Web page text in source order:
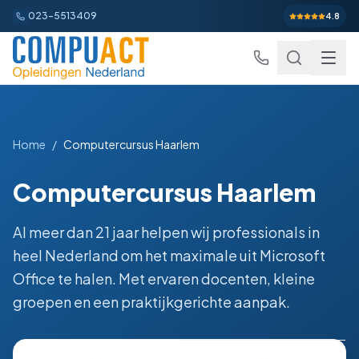
023-5513409 4.8
Excel Basis Beginner
Excel Gevorderd Gevorderd
Excel: Draaitabellen en Grafieken
Excel: Analyse en Rapportage
Word
Word Basis
Word Gevorderd Gevorderd
Word: Complexe Documenten Gevorderd
Word: Formulieren en Sjablonen
Outlook Alles-in-een Beginner
PowerPoint
Home / Computercursus Haarlem
Computercursus Haarlem
Al meer dan 21 jaar helpen wij professionals in
heel Nederland om het maximale uit Microsoft
Office te halen. Met ervaren docenten, kleine
groepen en een praktijkgerichte aanpak.